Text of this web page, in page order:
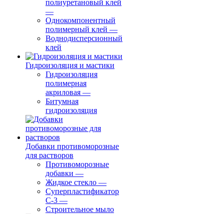
полиуретановый клей
—
Однокомпонентный
полимерный клей —
Воднодисперсионный
клей
Гидроизоляция и мастики
Гидроизоляция
полимерная
акриловая —
Битумная
гидроизоляция
Добавки противоморозные
для растворов
Противоморозные
добавки —
Жидкое стекло —
Суперпластификатор
С-3 —
Строительное мыло